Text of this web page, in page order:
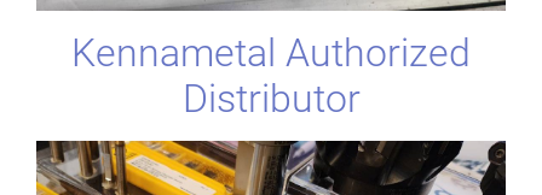
Kennametal Authorized
Distributor